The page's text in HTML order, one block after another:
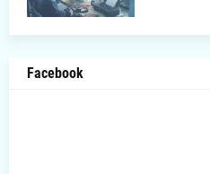
Facebook